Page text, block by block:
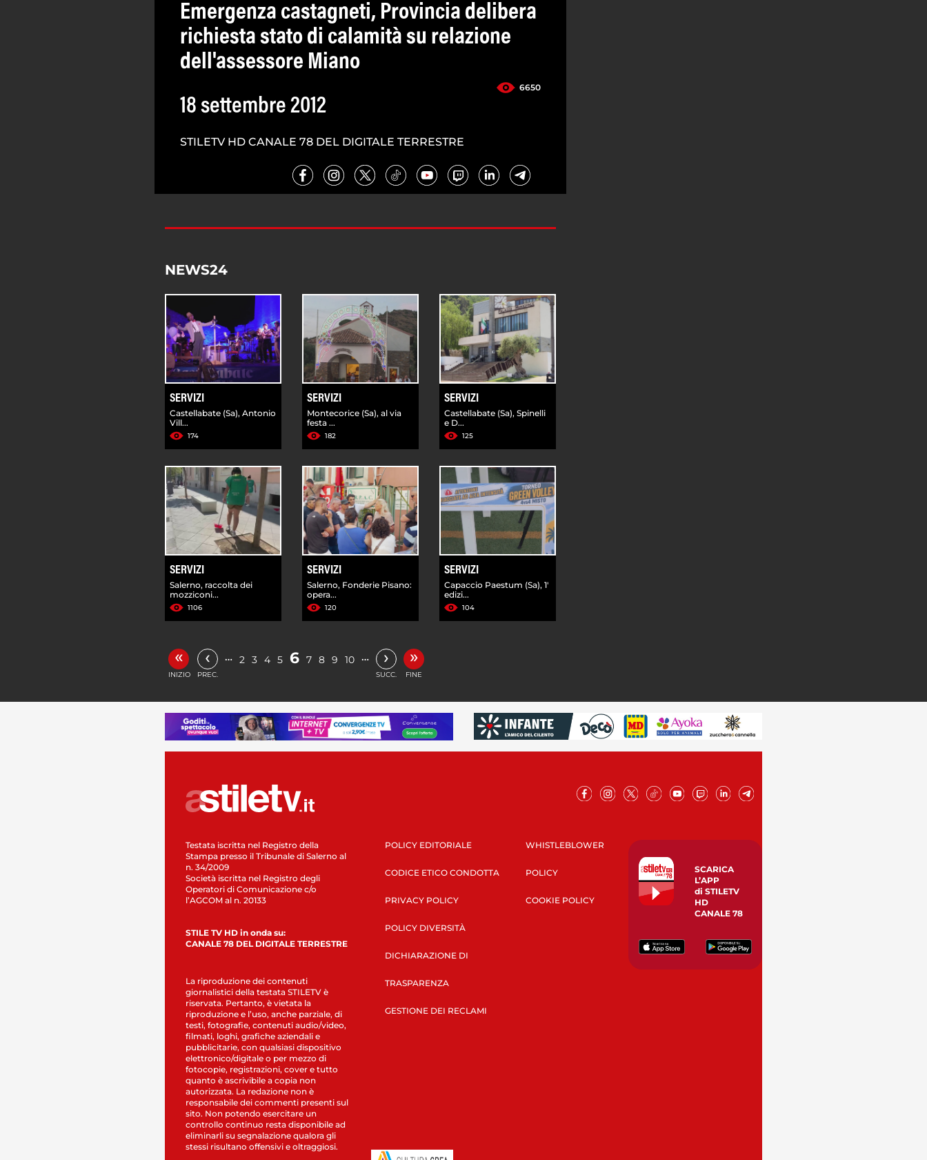
Emergenza castagneti, Provincia delibera
richiesta stato di calamità su relazione
dell'assessore Miano
6650
18 settembre 2012
STILETV HD CANALE 78 DEL DIGITALE TERRESTRE
NEWS24
SERVIZI
Castellabate (Sa), Antonio
Vill...
174
SERVIZI
Montecorice (Sa), al via
festa ...
182
SERVIZI
Castellabate (Sa), Spinelli
e D...
125
SERVIZI
Salerno, raccolta dei
mozziconi...
1106
SERVIZI
Salerno, Fonderie Pisano:
opera...
120
SERVIZI
Capaccio Paestum (Sa), 1'
edizi...
104
«
INIZIO
‹
PREC.
… 2 3 4 5 6 7 8 9 10 … ›
SUCC.
»
FINE
Testata iscritta nel Registro della
Stampa presso il Tribunale di Salerno al
n. 34/2009
Società iscritta nel Registro degli
Operatori di Comunicazione c/o
l’AGCOM al n. 20133
STILE TV HD in onda su:
CANALE 78 DEL DIGITALE TERRESTRE
La riproduzione dei contenuti
giornalistici della testata STILETV è
riservata. Pertanto, è vietata la
riproduzione e l’uso, anche parziale, di
testi, fotografie, contenuti audio/video,
filmati, loghi, grafiche aziendali e
pubblicitarie, con qualsiasi dispositivo
elettronico/digitale o per mezzo di
fotocopie, registrazioni, cover e tutto
quanto è ascrivibile a copia non
autorizzata. La redazione non è
responsabile dei commenti presenti sul
sito. Non potendo esercitare un
controllo continuo resta disponibile ad
eliminarli su segnalazione qualora gli
stessi risultano offensivi e oltraggiosi.
POLICY EDITORIALE
CODICE ETICO CONDOTTA
PRIVACY POLICY
POLICY DIVERSITÀ
DICHIARAZIONE DI
TRASPARENZA
GESTIONE DEI RECLAMI
WHISTLEBLOWER
POLICY
COOKIE POLICY
SCARICA
L’APP
di STILETV
HD
CANALE 78